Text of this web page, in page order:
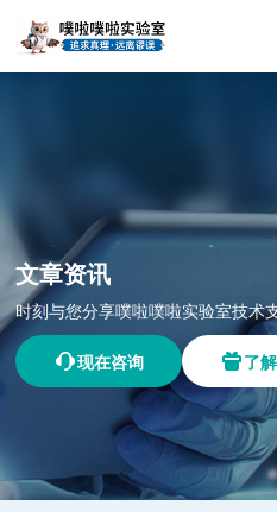
文章资讯
时刻与您分享噗啦噗啦实验室技术
现在咨询 了